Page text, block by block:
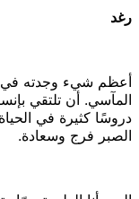
رغد
أعظم شيء وجدته في
المآسي. أن تلتقي
دروسًا كثيرة في
الصبر فرج وسعادة.